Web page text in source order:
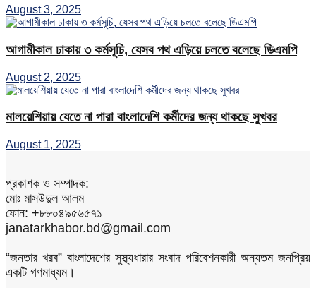
August 3, 2025
আগামীকাল ঢাকায় ৩ কর্মসূচি, যেসব পথ এড়িয়ে চলতে বলেছে ডিএমপি
August 2, 2025
মালয়েশিয়ায় যেতে না পারা বাংলাদেশি কর্মীদের জন্য থাকছে সুখবর
August 1, 2025
প্রকাশক ও সম্পাদক:
মোঃ মাসউদুল আলম
ফোন: +৮৮০৪৯৫৬৫৭১
janatarkhabor.bd@gmail.com
“জনতার খরব” বাংলাদেশের সুস্থ্যধারার সংবাদ পরিবেশনকারী অন্যতম জনপ্রিয়
একটি গণমাধ্যম।